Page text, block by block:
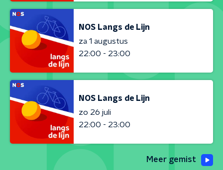
NOS Langs de Lijn
za 1 augustus
22:00 - 23:00
NOS Langs de Lijn
zo 26 juli
22:00 - 23:00
Meer gemist